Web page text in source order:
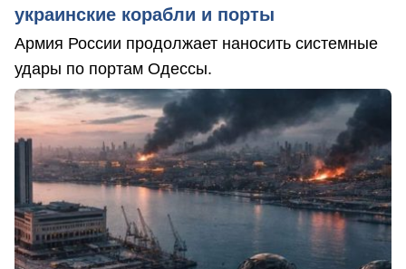
украинские корабли и порты
Армия России продолжает наносить системные
удары по портам Одессы.